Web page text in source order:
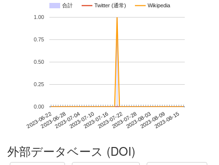
合計 Twitter (通常) Wikipedia
2023-06-222023-06-282023-07-042023-07-102023-07-162023-07-222023-07-282023-08-032023-08-092023-08-15
0.00
0.25
0.50
0.75
1.00
外部データベース (DOI)